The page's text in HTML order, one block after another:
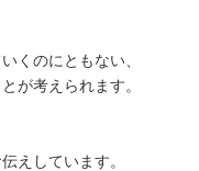
くのにともない、
が考えられます。
えしています。